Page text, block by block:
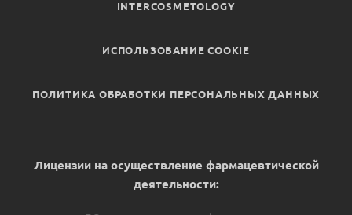
INTERCOSMETOLOGY
ИСПОЛЬЗОВАНИЕ COOKIE
ПОЛИТИКА ОБРАБОТКИ ПЕРСОНАЛЬНЫХ ДАННЫХ
Лицензии на осуществление фармацевтической
деятельности: